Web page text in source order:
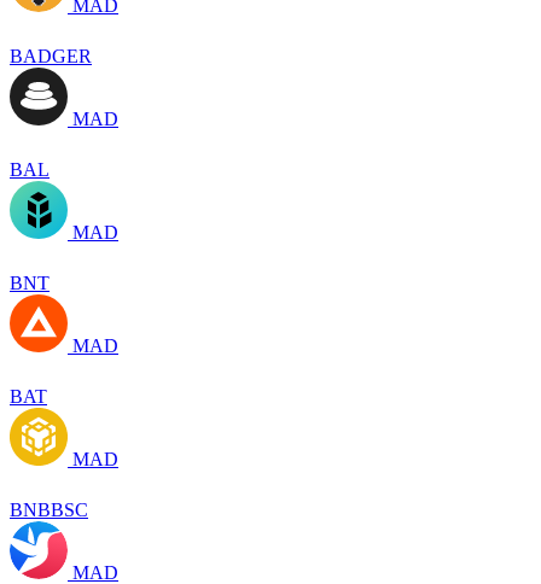
MAD
BADGER
MAD
BAL
MAD
BNT
MAD
BAT
MAD
BNBBSC
MAD